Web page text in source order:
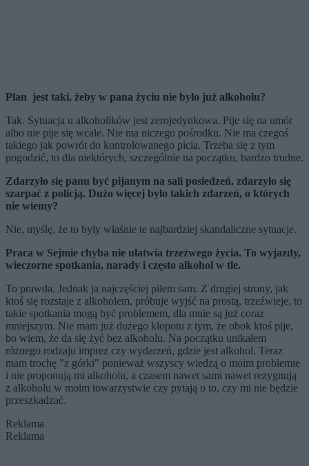
Plan jest taki, żeby w pana życiu nie było już alkoholu?
Tak. Sytuacja u alkoholików jest zerojedynkowa. Pije się na umór
albo nie pije się wcale. Nie ma niczego pośrodku. Nie ma czegoś
takiego jak powrót do kontrolowanego picia. Trzeba się z tym
pogodzić, to dla niektórych, szczególnie na początku, bardzo trudne.
Zdarzyło się panu być pijanym na sali posiedzeń, zdarzyło się
szarpać z policją. Dużo więcej było takich zdarzeń, o których
nie wiemy?
Nie, myślę, że to były właśnie te najbardziej skandaliczne sytuacje.
Praca w Sejmie chyba nie ułatwia trzeźwego życia. To wyjazdy,
wieczorne spotkania, narady i często alkohol w tle.
To prawda. Jednak ja najczęściej piłem sam. Z drugiej strony, jak
ktoś się rozstaje z alkoholem, próbuje wyjść na prostą, trzeźwieje, to
takie spotkania mogą być problemem, dla mnie są już coraz
mniejszym. Nie mam już dużego kłopotu z tym, że obok ktoś pije,
bo wiem, że da się żyć bez alkoholu. Na początku unikałem
różnego rodzaju imprez czy wydarzeń, gdzie jest alkohol. Teraz
mam trochę "z górki" ponieważ wszyscy wiedzą o moim problemie
i nie proponują mi alkoholu, a czasem nawet sami nawet rezygnują
z alkoholu w moim towarzystwie czy pytają o to, czy mi nie będzie
przeszkadzać.
Reklama
Reklama